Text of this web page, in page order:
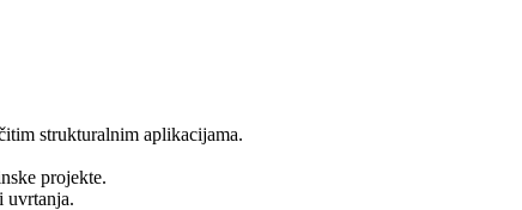
strukturalnim aplikacijama.
projekte.
uvrtanja.